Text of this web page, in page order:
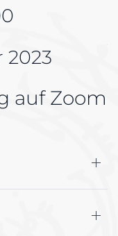
2023
auf Zoom